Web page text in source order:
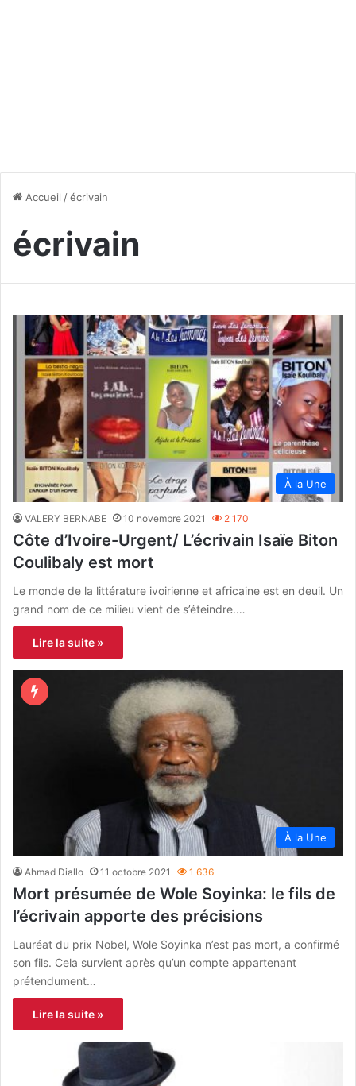
Accueil /écrivain
écrivain
À la Une
VALERY BERNABE 10 novembre 2021 2 170
Côte d’Ivoire-Urgent/ L’écrivain Isaïe Biton
Coulibaly est mort
Le monde de la littérature ivoirienne et africaine est en deuil. Un
grand nom de ce milieu vient de s’éteindre.…
Lire la suite »
À la Une
Ahmad Diallo 11 octobre 2021 1 636
Mort présumée de Wole Soyinka: le fils de
l’écrivain apporte des précisions
Lauréat du prix Nobel, Wole Soyinka n’est pas mort, a confirmé
son fils. Cela survient après qu’un compte appartenant
prétendument…
Lire la suite »